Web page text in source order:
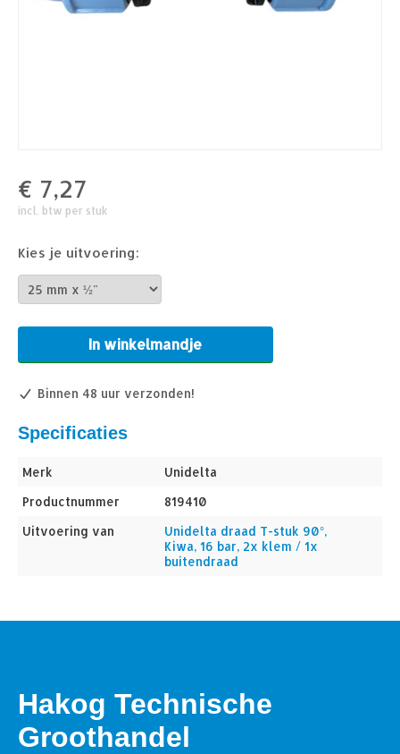
€ 7,27
incl. btw per stuk
Kies je uitvoering:
In winkelmandje
Binnen 48 uur verzonden!
Specificaties
Merk
Unidelta
Productnummer
819410
Uitvoering van
Unidelta draad T-stuk 90°,
Kiwa, 16 bar, 2x klem / 1x
buitendraad
Hakog Technische
Groothandel